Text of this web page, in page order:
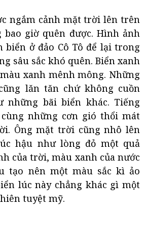
ngắm cảnh mặt trời lên trên
bao giờ quên được. Hình ảnh
ở đảo Cô Tô để lại trong
sâu sắc khó quên. Biển xanh
xanh mênh mông. Những
lăn tăn chứ không cuồn
những bãi biển khác. Tiếng
những cơn gió thổi mát
Ông mặt trời cũng nhô lên
hậu như lòng đỏ một quả
của trời, màu xanh của nước
tạo nên một màu sắc kì ảo
lúc này chẳng khác gì một
tuyệt mỹ.